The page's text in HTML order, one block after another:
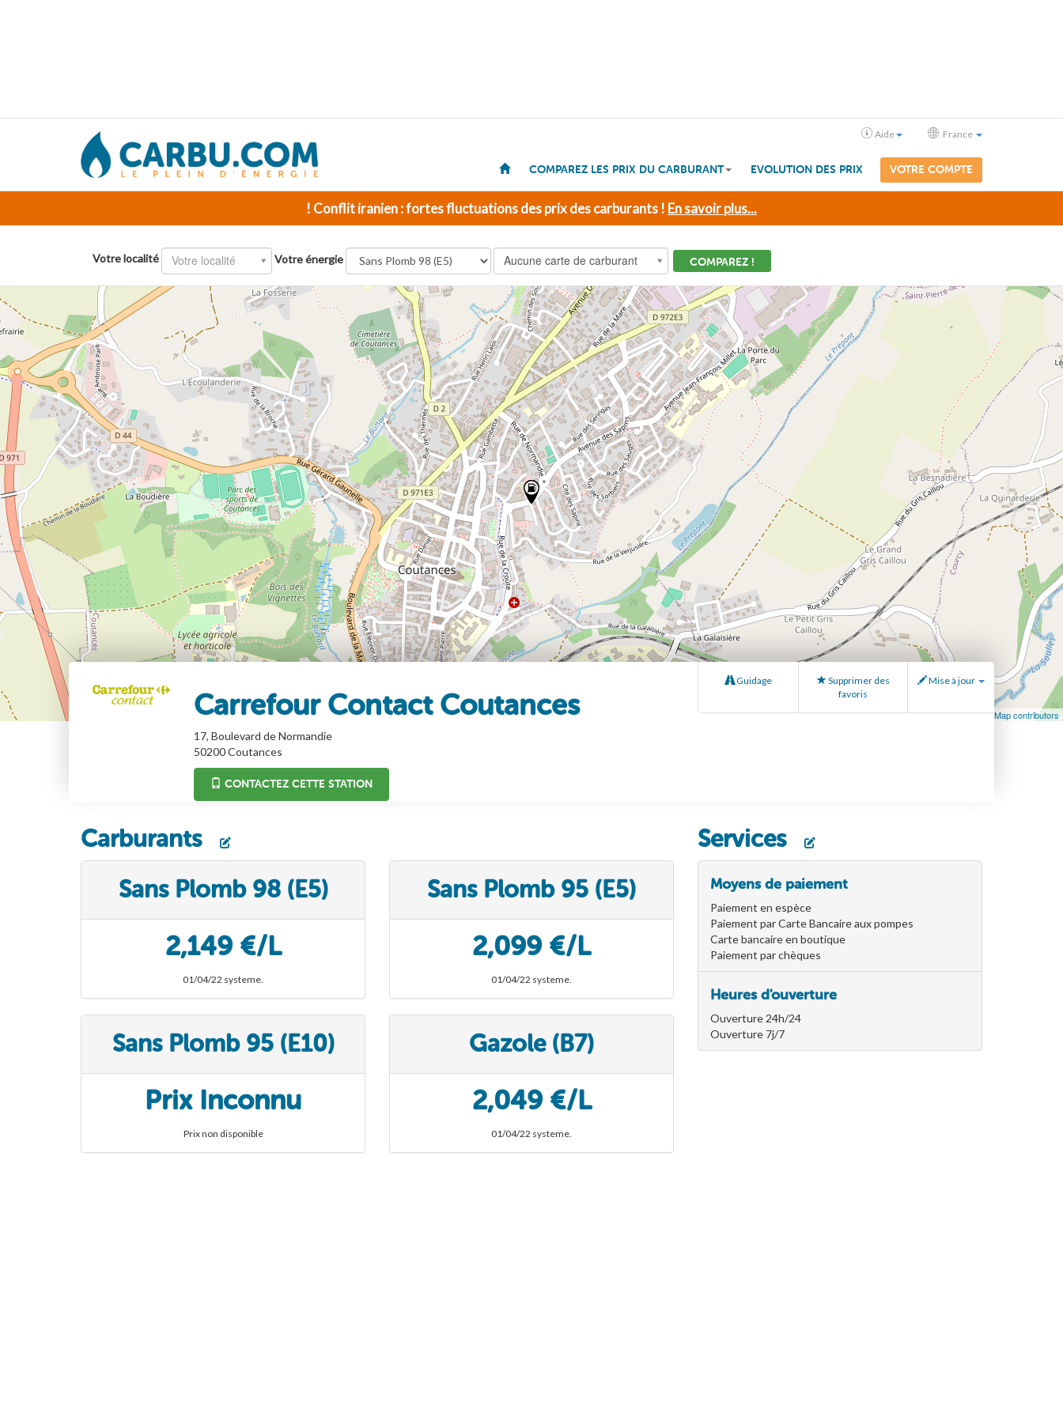
Aide France
COMPAREZ LES PRIX DU CARBURANT EVOLUTION DES PRIX VOTRE COMPTE
! Conflit iranien : fortes fluctuations des prix des carburants ! En savoir plus...
Votre localité Votre localité Votre énergie Aucune carte de carburant COMPAREZ !
Leaflet| Map data ©OpenStreetMapcontributors, ©OpenStreetMap contributors
Carrefour Contact Coutances
17, Boulevard de Normandie
50200 Coutances
CONTACTEZ CETTE STATION
Guidage
Supprimer des
favoris
Mise à jour
Carburants
Sans Plomb 98 (E5)
2,149 €/L
01/04/22 systeme.
Sans Plomb 95 (E5)
2,099 €/L
01/04/22 systeme.
Sans Plomb 95 (E10)
Prix Inconnu
Prix non disponible
Gazole (B7)
2,049 €/L
01/04/22 systeme.
Services
Moyens de paiement
Paiement en espèce
Paiement par Carte Bancaire aux pompes
Carte bancaire en boutique
Paiement par chèques
Heures d'ouverture
Ouverture 24h/24
Ouverture 7j/7